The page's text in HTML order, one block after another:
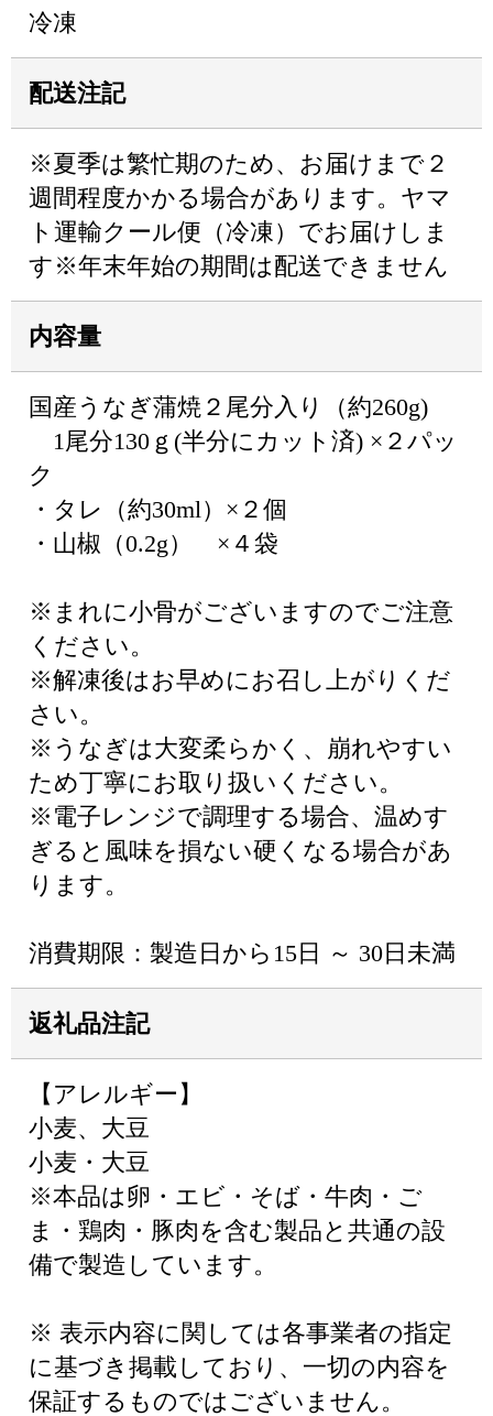
冷凍
配送注記
※夏季は繁忙期のため、お届けまで２
週間程度かかる場合があります。ヤマ
ト運輸クール便（冷凍）でお届けしま
す※年末年始の期間は配送できません
内容量
国産うなぎ蒲焼２尾分入り（約260g)
1尾分130ｇ(半分にカット済) ×２パッ
ク
・タレ（約30ml）×２個
・山椒（0.2g） ×４袋
※まれに小骨がございますのでご注意
ください。
※解凍後はお早めにお召し上がりくだ
さい。
※うなぎは大変柔らかく、崩れやすい
ため丁寧にお取り扱いください。
※電子レンジで調理する場合、温めす
ぎると風味を損ない硬くなる場合があ
ります。
消費期限：製造日から15日 ～ 30日未満
返礼品注記
【アレルギー】
小麦、大豆
小麦・大豆
※本品は卵・エビ・そば・牛肉・ご
ま・鶏肉・豚肉を含む製品と共通の設
備で製造しています。
※ 表示内容に関しては各事業者の指定
に基づき掲載しており、一切の内容を
保証するものではございません。